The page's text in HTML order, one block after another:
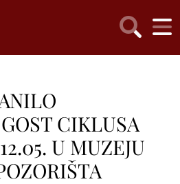
CIKLUSA
U MUZEJU